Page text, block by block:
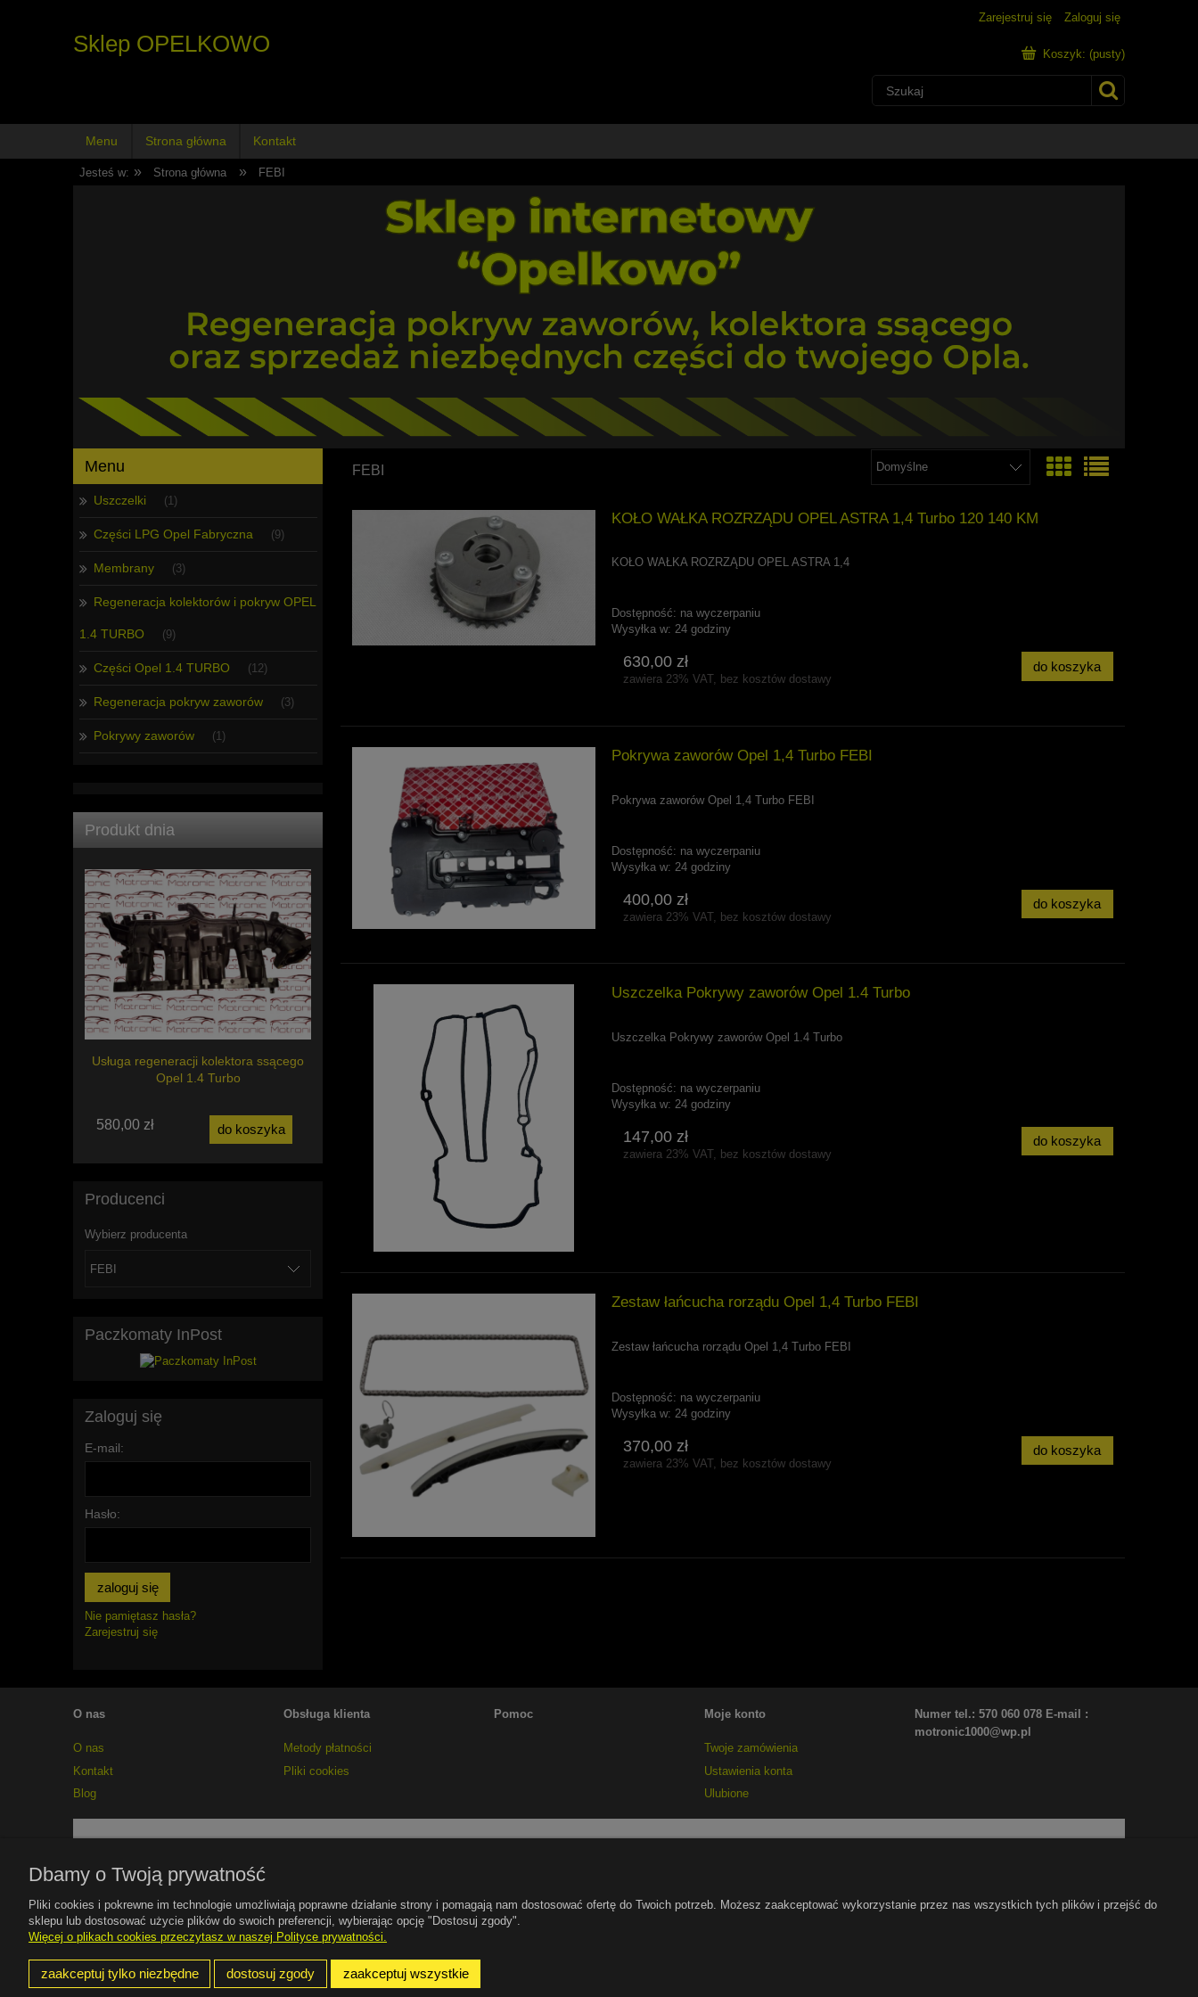
Zarejestruj się Zaloguj się
Sklep OPELKOWO Koszyk: (pusty)
Menu Strona główna Kontakt
Jesteś w: » Strona główna » FEBI
Menu
Uszczelki (1)
Części LPG Opel Fabryczna (9)
Membrany (3)
Regeneracja kolektorów i pokryw OPEL
1.4 TURBO (9)
Części Opel 1.4 TURBO (12)
Regeneracja pokryw zaworów (3)
Pokrywy zaworów (1)
Produkt dnia
Usługa regeneracji kolektora ssącego
Opel 1.4 Turbo
580,00 zł do koszyka
Producenci
Wybierz producenta
Paczkomaty InPost
Zaloguj się
E-mail:
Hasło:
zaloguj się
Nie pamiętasz hasła?
Zarejestruj się
FEBI
KOŁO WAŁKA ROZRZĄDU OPEL ASTRA 1,4 Turbo 120 140 KM
KOŁO WAŁKA ROZRZĄDU OPEL ASTRA 1,4
Dostępność: na wyczerpaniu
Wysyłka w: 24 godziny
630,00 zł
zawiera 23% VAT, bez kosztów dostawy
do koszyka
Pokrywa zaworów Opel 1,4 Turbo FEBI
Pokrywa zaworów Opel 1,4 Turbo FEBI
Dostępność: na wyczerpaniu
Wysyłka w: 24 godziny
400,00 zł
zawiera 23% VAT, bez kosztów dostawy
do koszyka
Uszczelka Pokrywy zaworów Opel 1.4 Turbo
Uszczelka Pokrywy zaworów Opel 1.4 Turbo
Dostępność: na wyczerpaniu
Wysyłka w: 24 godziny
147,00 zł
zawiera 23% VAT, bez kosztów dostawy
do koszyka
Zestaw łańcucha rorządu Opel 1,4 Turbo FEBI
Zestaw łańcucha rorządu Opel 1,4 Turbo FEBI
Dostępność: na wyczerpaniu
Wysyłka w: 24 godziny
370,00 zł
zawiera 23% VAT, bez kosztów dostawy
do koszyka
O nas
O nas
Kontakt
Blog
Obsługa klienta
Metody płatności
Pliki cookies
Pomoc Moje konto
Twoje zamówienia
Ustawienia konta
Ulubione
Numer tel.: 570 060 078 E-mail :
motronic1000@wp.pl
Dbamy o Twoją prywatność
Pliki cookies i pokrewne im technologie umożliwiają poprawne działanie strony i pomagają nam dostosować ofertę do Twoich potrzeb. Możesz zaakceptować wykorzystanie przez nas wszystkich tych plików i przejść do
sklepu lub dostosować użycie plików do swoich preferencji, wybierając opcję "Dostosuj zgody".
Więcej o plikach cookies przeczytasz w naszej Polityce prywatności.
zaakceptuj tylko niezbędne dostosuj zgody zaakceptuj wszystkie